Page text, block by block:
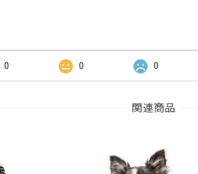
0 0 0
関連商品